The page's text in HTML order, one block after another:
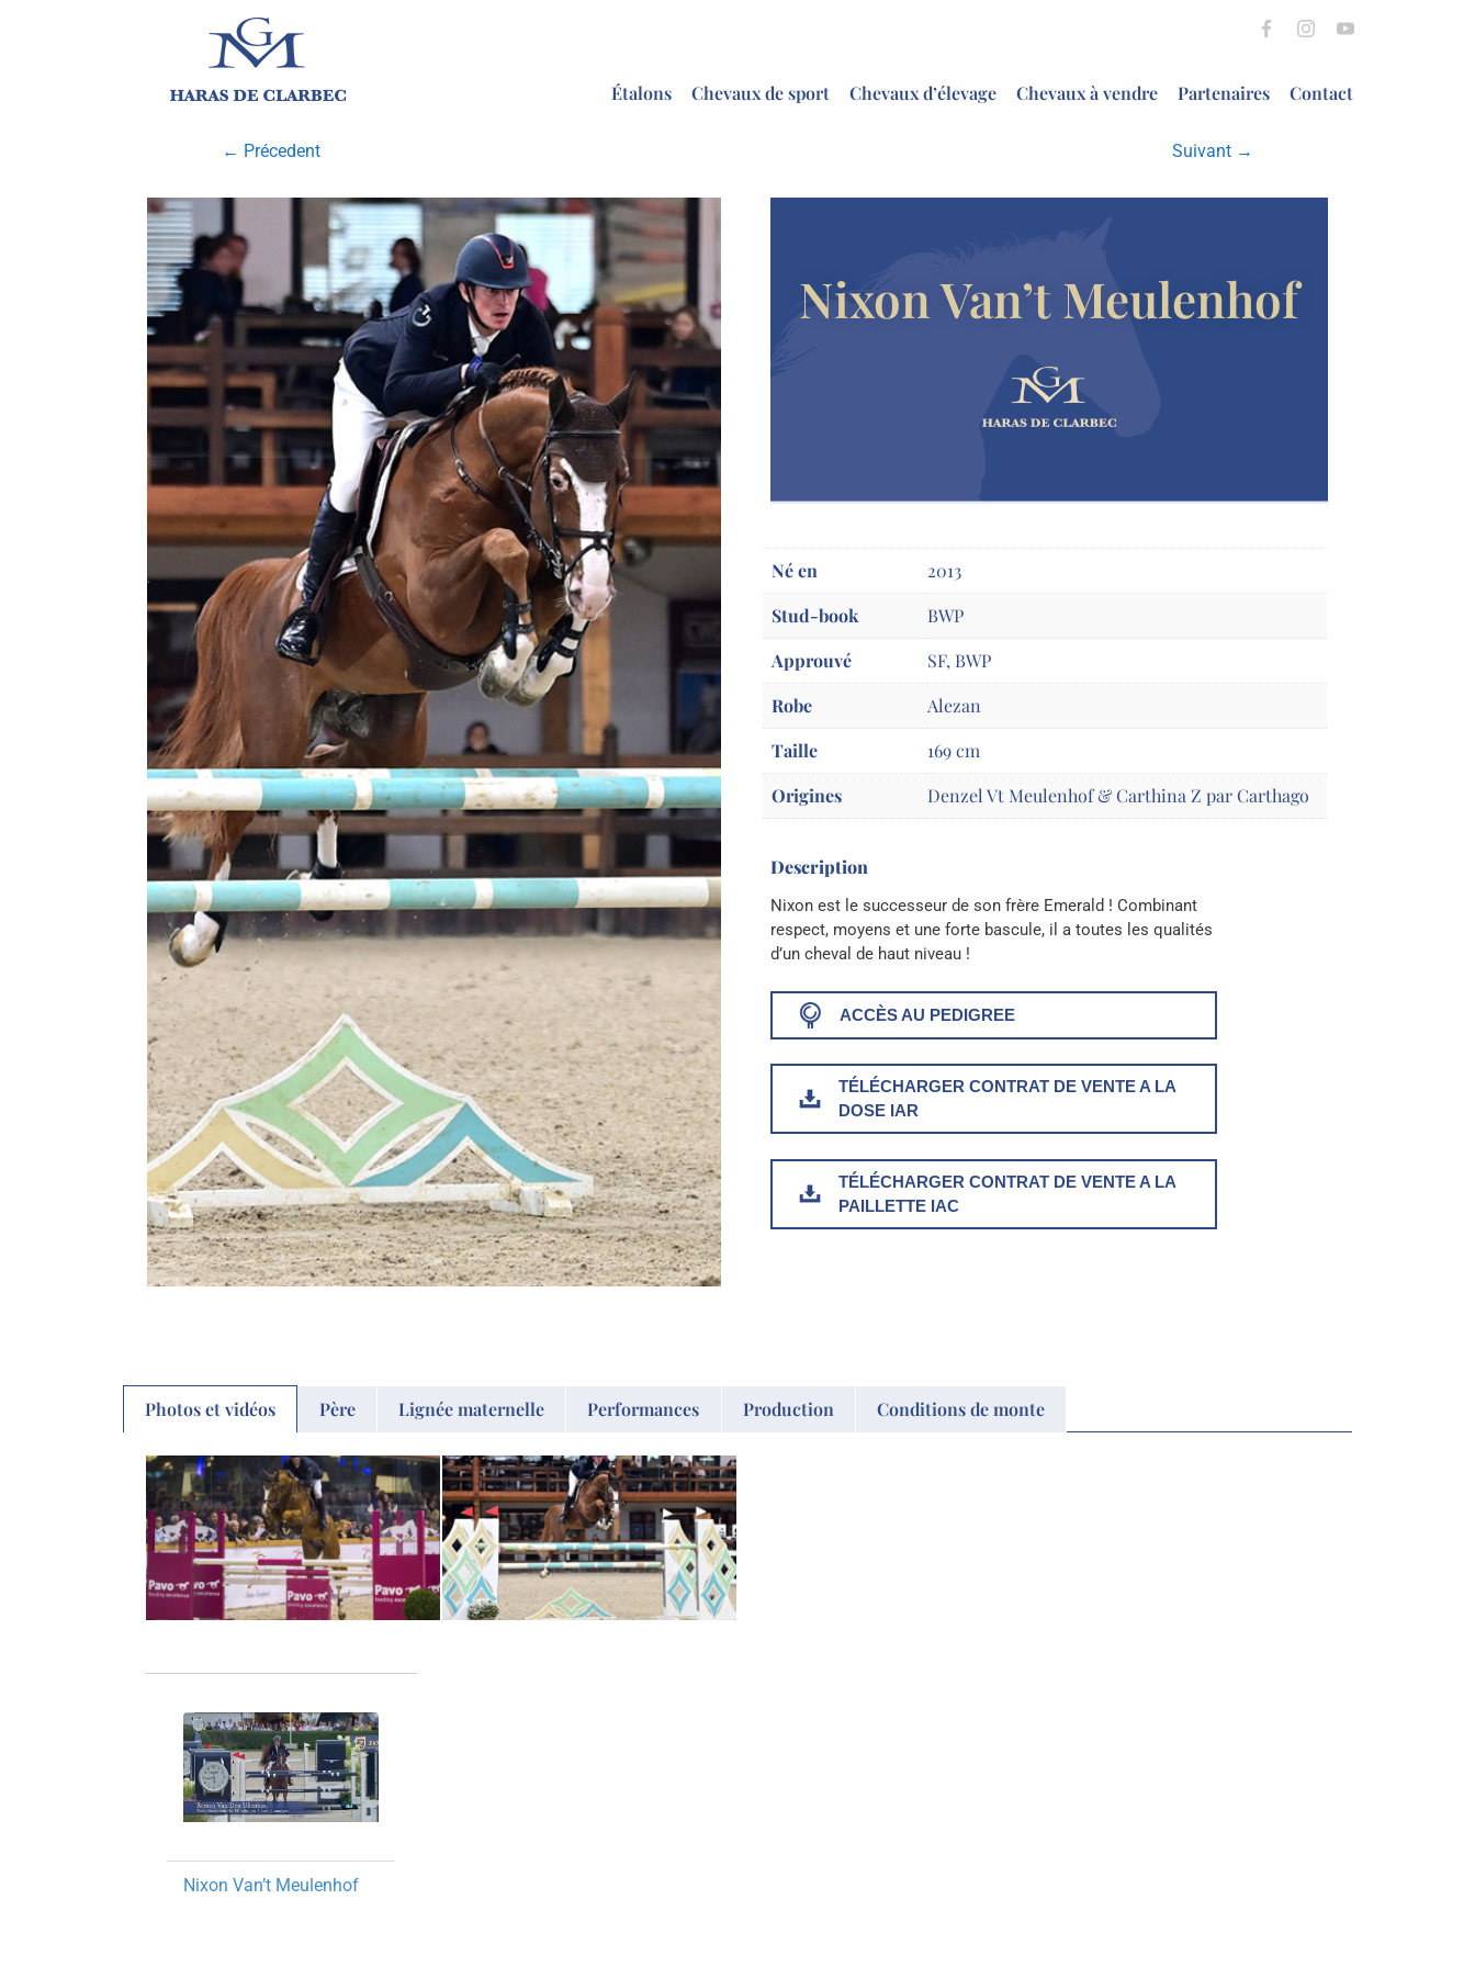
Étalons Chevaux de sport Chevaux d’élevage Chevaux à vendre Partenaires Contact
← Précedent Suivant →
Nixon Van’t Meulenhof
Né en
2013
Stud-book
BWP
Approuvé
SF, BWP
Robe
Alezan
Taille
169 cm
Origines
Denzel Vt Meulenhof & Carthina Z par Carthago
Description
Nixon est le successeur de son frère Emerald ! Combinant
respect, moyens et une forte bascule, il a toutes les qualités
d’un cheval de haut niveau !
ACCÈS AU PEDIGREE
TÉLÉCHARGER CONTRAT DE VENTE A LA
DOSE IAR
TÉLÉCHARGER CONTRAT DE VENTE A LA
PAILLETTE IAC
Photos et vidéos Père Lignée maternelle Performances Production Conditions de monte
Nixon Van’t Meulenhof